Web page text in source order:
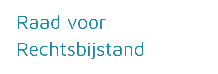
Raad voor
Rechtsbijstand